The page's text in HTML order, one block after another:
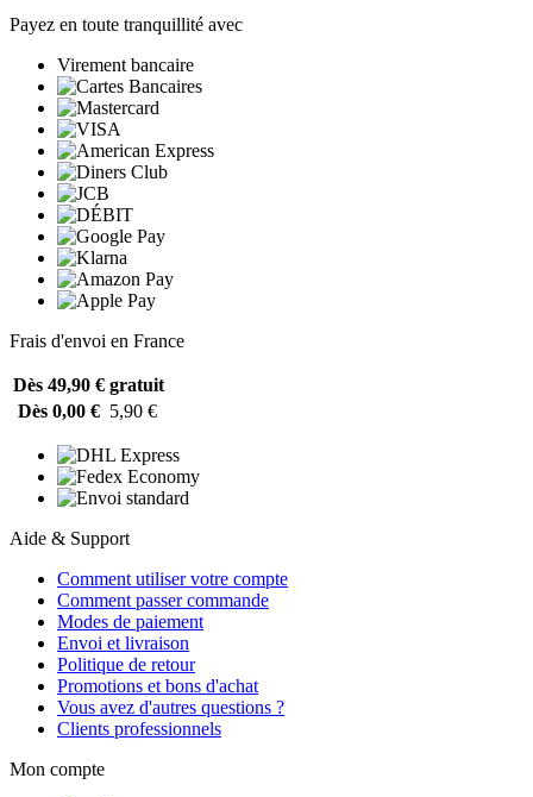
Payez en toute tranquillité avec
Virement bancaire
Frais d'envoi en France
Dès 49,90 € gratuit
Dès 0,00 € 5,90 €
Aide & Support
Comment utiliser votre compte
Comment passer commande
Modes de paiement
Envoi et livraison
Politique de retour
Promotions et bons d'achat
Vous avez d'autres questions ?
Clients professionnels
Mon compte